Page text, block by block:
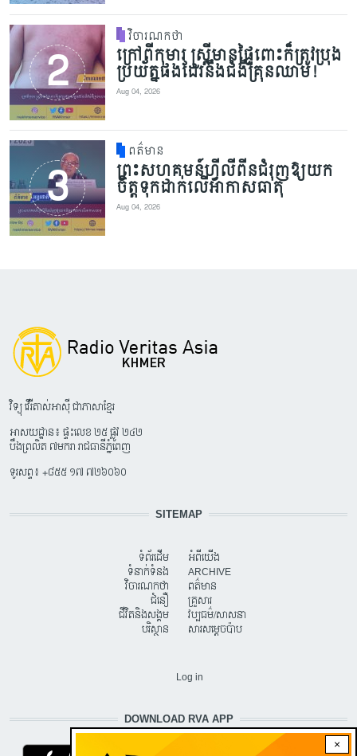
វិចារណកថា
ក្រៅពីកុមារ ស្ត្រីមានផ្ទៃពោះក៏ត្រូវប្រុង
ប្រយ័ត្នផងដែរនឹងជំងឺគ្រុនឈាម!
Aug 04, 2026
ពត៌មាន
ព្រះសហគមន៍ហ្វីលីពីនជំរុញឱ្យយក
ចិត្តទុកដាក់លើអាកាសធាតុ
Aug 04, 2026
×
វិទ្យុ វើរីតាស់អាស៊ី ជាភាសាខ្មែរ
អាសយដ្ឋាន៖ ផ្ទះលេខ ២៥ ផ្លូវ ២៤២
បឹងព្រលិត ៧មករា រាជធានីភ្នំពេញ
ទូរសព្ទ៖ +៨៥៥ ១៧ ៧២៦០៦០
SITEMAP
ទំព័រដើម
ទំនាក់ទំនង
វិចារណកថា
ជំនឿ
ជីវិតនិងសង្គម
បរិស្ថាន
អំពីយើង
ARCHIVE
ពត៌មាន
គ្រួសារ
វប្បធម៌/សាសនា
សារសម្តេចប៉ាប
Log in
DOWNLOAD RVA APP